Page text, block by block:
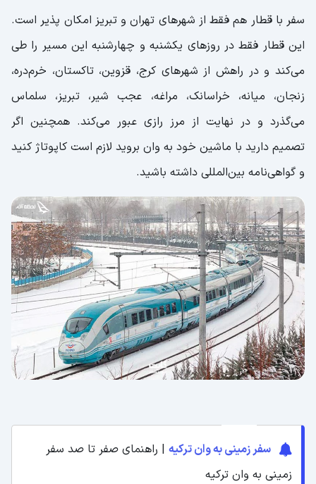
سفر با قطار هم فقط از شهرهای تهران و تبریز امکان پذیر است.
این قطار فقط در روزهای یکشنبه و چهارشنبه این مسیر را طی
می‌کند و در راهش از شهرهای کرج، قزوین، تاکستان، خرم‌دره،
زنجان، میانه، خراسانک، مراغه، عجب شیر، تبریز، سلماس
می‌گذرد و در نهایت از مرز رازی عبور می‌کند. همچنین اگر
تصمیم دارید با ماشین خود به وان بروید لازم است کاپوتاژ کنید
و گواهی‌نامه بین‌المللی داشته باشید.
سفر زمینی به وان ترکیه | راهنمای صفر تا صد سفر
زمینی به وان ترکیه